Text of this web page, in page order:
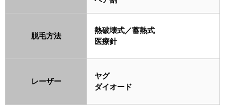
脱毛方法
熱破壊式／蓄熱式
医療針
レーザー
ヤグ
ダイオード